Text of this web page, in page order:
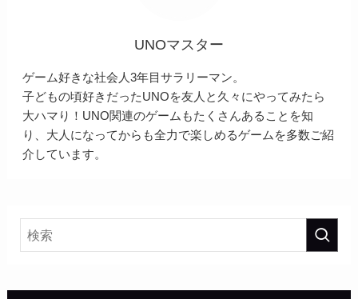
UNOマスター
ゲーム好きな社会人3年目サラリーマン。
子どもの頃好きだったUNOを友人と久々にやってみたら
大ハマり！UNO関連のゲームもたくさんあることを知
り、大人になってからも全力で楽しめるゲームを多数ご紹
介しています。